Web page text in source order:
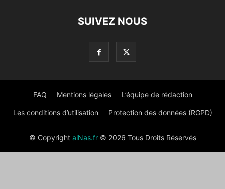
SUIVEZ NOUS
FAQ Mentions légales L’équipe de rédaction
Les conditions d’utilisation Protection des données (RGPD)
© Copyright alNas.fr© 2026 Tous Droits Réservés